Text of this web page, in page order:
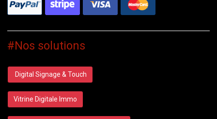
#Nos solutions
Digital Signage & Touch
Vitrine Digitale Immo